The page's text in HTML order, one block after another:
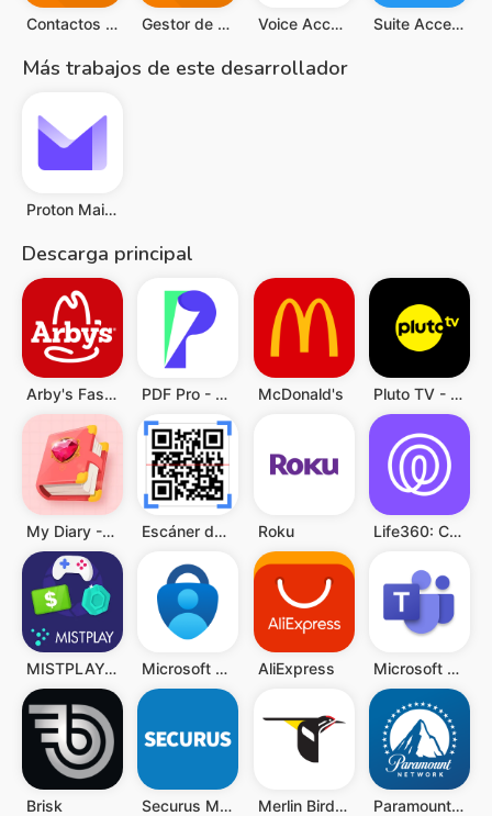
Contactos Simples Pro Gestor de Archivos Simple Pro Voice Access Suite Accesibilidad Android
Más trabajos de este desarrollador
Proton Mail: Encrypted Email
Descarga principal
Arby's Fast Food Sandwiches PDF Pro - Reader & Maker McDonald's Pluto TV - Películas y Series
My Diary - Diary With Lock Escáner de QR y Código Barras Roku Life360: Compartir ubicación
MISTPLAY: Jugar para ganar Microsoft Authenticator AliExpress Microsoft Teams
Brisk Securus Mobile Merlin Bird ID de Cornell Lab Paramount Network